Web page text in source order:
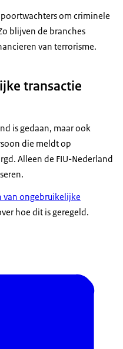
om criminele
blijven de branches
van terrorisme.
transactie
is gedaan, maar ook
die meldt op
Alleen de FIU-Nederland
van ongebruikelijke
hoe dit is geregeld.